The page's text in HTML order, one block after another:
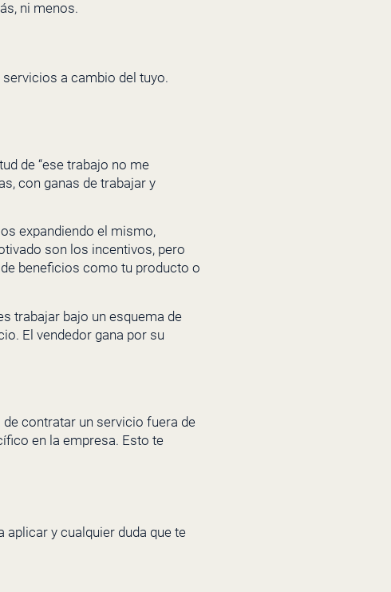
ni menos.
a cambio del tuyo.
de “ese trabajo no me
con ganas de trabajar y
expandiendo el mismo,
son los incentivos, pero
beneficios como tu producto o
trabajar bajo un esquema de
El vendedor gana por su
contratar un servicio fuera de
en la empresa. Esto te
aplicar y cualquier duda que te